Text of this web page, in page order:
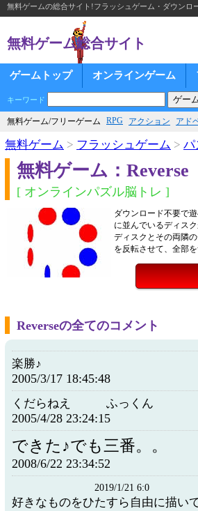
無料ゲームの総合サイト!フラッシュゲーム・ダウンロ
無料ゲーム総合サイト
ゲームトップ オンラインゲーム
キーワード
無料ゲーム/フリーゲーム RPG アクション アド
無料ゲーム > フラッシュゲーム > パ
無料ゲーム：Reverse
[ オンラインパズル脳トレ ]
ダウンロード不要で
に並んでいるディス
ディスクとその両隣
を反転させて、全部
Reverseの全てのコメント
楽勝♪
2005/3/17 18:45:48
くだらねえ ふっくん
2005/4/28 23:24:15
できた♪でも三番。。
2008/6/22 23:34:52
2019/1/21 6:0
好きなものをひたすら自由に描い